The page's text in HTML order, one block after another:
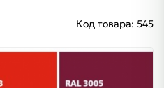
Код товара: 545